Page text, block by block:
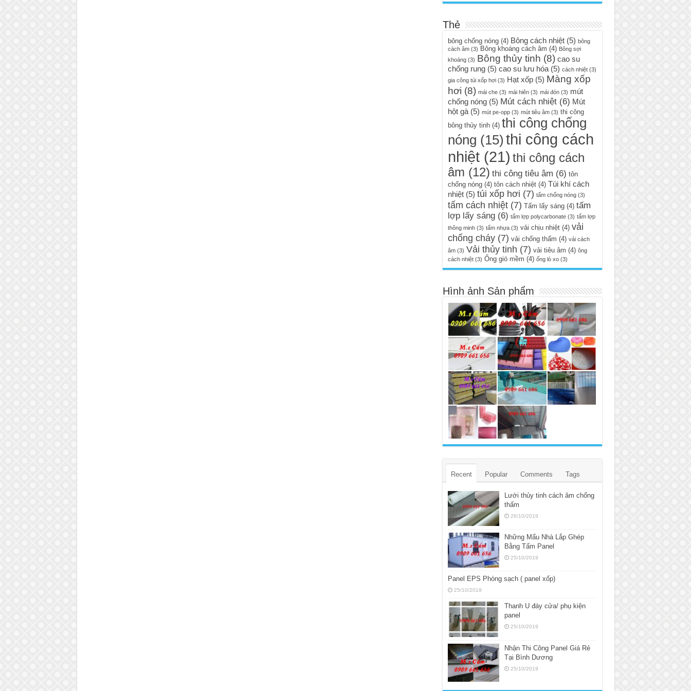
Thẻ
bông chống nóng(4) Bông cách nhiệt(5) bông
cách âm(3) Bông khoáng cách âm (4) Bông sợi
khoáng(3) Bông thủy tinh (8) cao su
chống rung(5) cao su lưu hóa(5) cách nhiệt(3)
gia công túi xốp hơi(3) Hạt xốp(5) Màng xốp
hơi (8) mái che(3) mái hiên(3) mái đón(3) mút
chống nóng(5) Mút cách nhiệt(6) Mút
hột gà(5) mút pe-opp(3) mút tiêu âm(3) thi công
bông thủy tinh(4) thi công chống
nóng (15) thi công cách
nhiệt(21) thi công cách
âm (12) thi công tiêu âm (6) tôn
chống nóng(4) tôn cách nhiệt(4) Túi khí cách
nhiệt(5) túi xốp hơi (7) tấm chống nóng(3)
tấm cách nhiệt(7) Tấm lấy sáng(4) tấm
lợp lấy sáng(6) tấm lợp polycarbonate(3) tấm lợp
thông minh(3) tấm nhựa(3) vải chịu nhiệt(4) vải
chống cháy(7) vải chống thấm (4) vải cách
âm(3) Vải thủy tinh (7) vải tiêu âm (4) ông
cách nhiệt(3) Ống gió mềm (4) ống lò xo(3)
Hình ảnh Sản phẩm
Recent Popular Comments Tags
Lưới thủy tinh cách âm chống
thấm
26/10/2019
Những Mẩu Nhà Lắp Ghép
Bằng Tấm Panel
25/10/2019
Panel EPS Phòng sạch ( panel xốp)
25/10/2019
Thanh U đáy cửa/ phụ kiện
panel
25/10/2019
Nhận Thi Công Panel Giá Rẻ
Tại Bình Dương
25/10/2019